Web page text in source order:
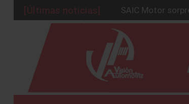
[Últimas noticias]
BMW Group
La Nissan
Kia lanza en
GAC sacude